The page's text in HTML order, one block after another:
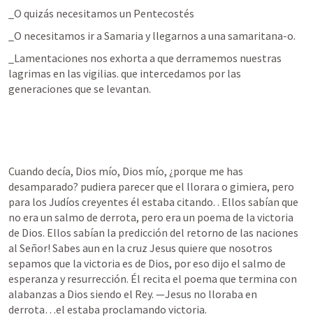
_O quizás necesitamos un Pentecostés
_O necesitamos ir a Samaria y llegarnos a una samaritana-o.
_Lamentaciones nos exhorta a que derramemos nuestras
lagrimas en las vigilias. que intercedamos por las
generaciones que se levantan.
Cuando decía, Dios mío, Dios mío, ¿porque me has
desamparado? pudiera parecer que el llorara o gimiera, pero
para los Judíos creyentes él estaba citando. . Ellos sabían que
no era un salmo de derrota, pero era un poema de la victoria
de Dios. Ellos sabían la predicción del retorno de las naciones
al Señor! Sabes aun en la cruz Jesus quiere que nosotros
sepamos que la victoria es de Dios, por eso dijo el salmo de
esperanza y resurrección. Él recita el poema que termina con
alabanzas a Dios siendo el Rey. —Jesus no lloraba en
derrota…el estaba proclamando victoria.